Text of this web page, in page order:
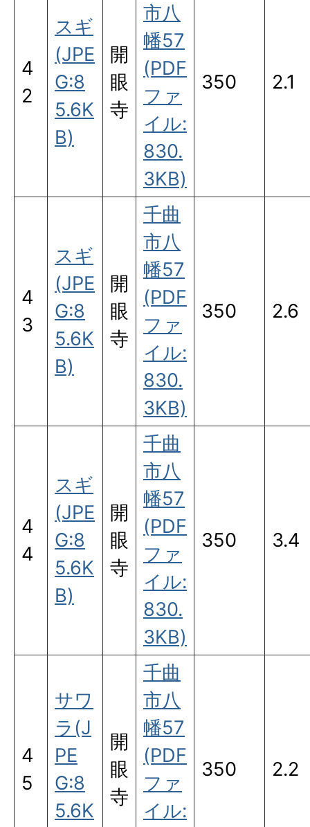
4
2
スギ
(JPE
G:8
5.6K
B)
開
眼
寺
市八
幡57
(PDF
ファ
イル:
830.
3KB)
350 2.1
4
3
スギ
(JPE
G:8
5.6K
B)
開
眼
寺
千曲
市八
幡57
(PDF
ファ
イル:
830.
3KB)
350 2.6
4
4
スギ
(JPE
G:8
5.6K
B)
開
眼
寺
千曲
市八
幡57
(PDF
ファ
イル:
830.
3KB)
350 3.4
4
5
サワ
ラ(J
PE
G:8
5.6K
開
眼
寺
千曲
市八
幡57
(PDF
ファ
イル:
350 2.2